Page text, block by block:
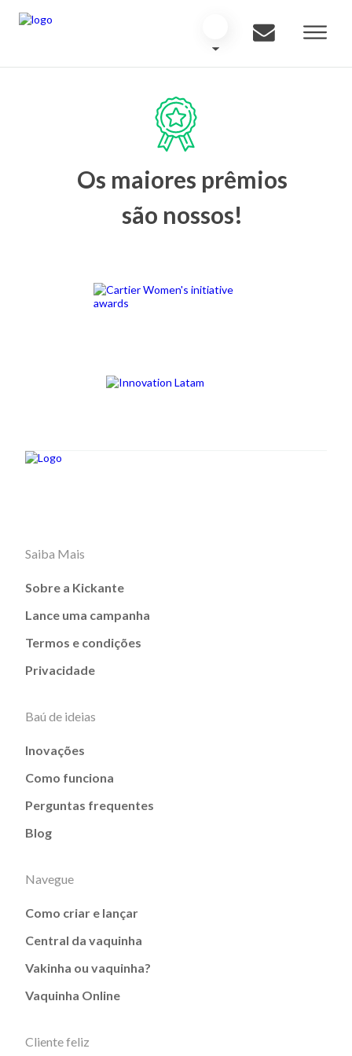
Os maiores prêmios
são nossos!
Saiba Mais
Sobre a Kickante
Lance uma campanha
Termos e condições
Privacidade
Baú de ideias
Inovações
Como funciona
Perguntas frequentes
Blog
Navegue
Como criar e lançar
Central da vaquinha
Vakinha ou vaquinha?
Vaquinha Online
Cliente feliz